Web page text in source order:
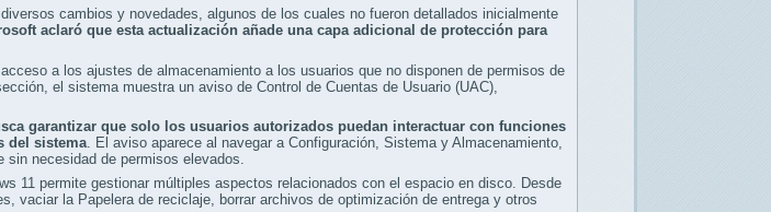
cambios y novedades, algunos de los cuales no fueron detallados inicialmente
aclaró que esta actualización añade una capa adicional de protección para
a los ajustes de almacenamiento a los usuarios que no disponen de permisos de
el sistema muestra un aviso de Control de Cuentas de Usuario (UAC),
garantizar que solo los usuarios autorizados puedan interactuar con funciones
del sistema. El aviso aparece al navegar a Configuración, Sistema y Almacenamiento,
sin necesidad de permisos elevados.
11 permite gestionar múltiples aspectos relacionados con el espacio en disco. Desde
vaciar la Papelera de reciclaje, borrar archivos de optimización de entrega y otros